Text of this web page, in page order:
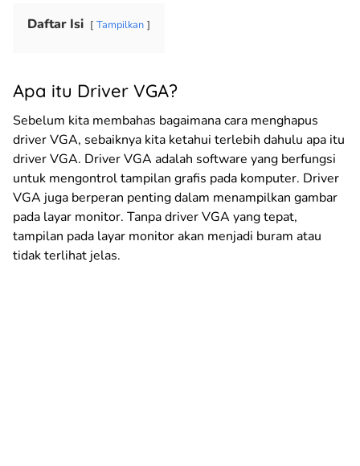
Daftar Isi Tampilkan
Apa itu Driver VGA?
Sebelum kita membahas bagaimana cara menghapus
driver VGA, sebaiknya kita ketahui terlebih dahulu apa itu
driver VGA. Driver VGA adalah software yang berfungsi
untuk mengontrol tampilan grafis pada komputer. Driver
VGA juga berperan penting dalam menampilkan gambar
pada layar monitor. Tanpa driver VGA yang tepat,
tampilan pada layar monitor akan menjadi buram atau
tidak terlihat jelas.